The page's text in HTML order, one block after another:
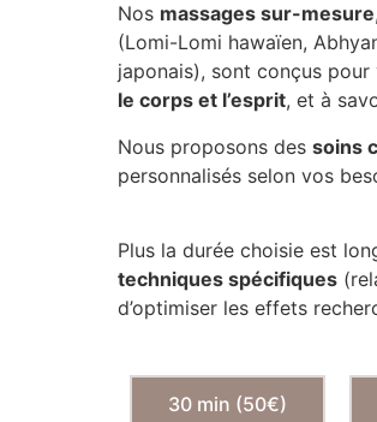
Nos massages sur-mesure
(Lomi-Lomi hawaïen,
japonais), sont conçus
le corps et l’esprit, et à
Nous proposons des soins
personnalisés selon vos
Plus la durée choisie est
techniques spécifiques
d’optimiser les effets
30 min (50€)